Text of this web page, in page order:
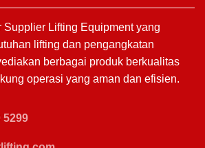
Supplier Lifting Equipment yang
lifting dan pengangkatan
berbagai produk berkualitas
operasi yang aman dan efisien.
5299